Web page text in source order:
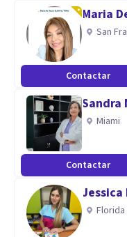
propuestas desde el
diseñada para cada
Aptitudes
Psicóloga con
especialización en
Maria
San
Contactar
Sandra
Miami
Contactar
Jessica
Florida